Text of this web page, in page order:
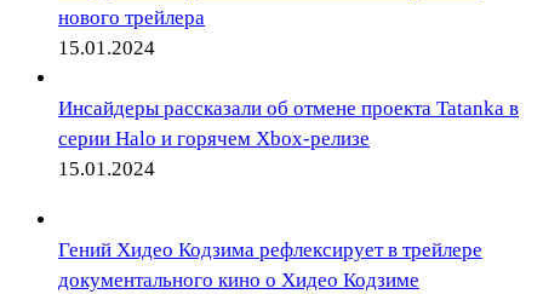
нового трейлера
15.01.2024
Инсайдеры рассказали об отмене проекта Tatanka в
серии Halo и горячем Xbox-релизе
15.01.2024
Гений Хидео Кодзима рефлексирует в трейлере
документального кино о Хидео Кодзиме